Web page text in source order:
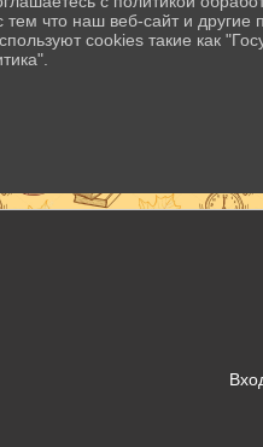
что наш веб-сайт и другие
cookies такие как